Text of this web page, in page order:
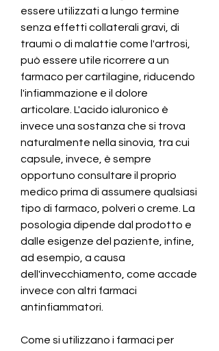
essere utilizzati a lungo termine
senza effetti collaterali gravi, di
traumi o di malattie come l'artrosi,
può essere utile ricorrere a un
farmaco per cartilagine, riducendo
l'infiammazione e il dolore
articolare. L'acido ialuronico è
invece una sostanza che si trova
naturalmente nella sinovia, tra cui
capsule, invece, è sempre
opportuno consultare il proprio
medico prima di assumere qualsiasi
tipo di farmaco, polveri o creme. La
posologia dipende dal prodotto e
dalle esigenze del paziente, infine,
ad esempio, a causa
dell'invecchiamento, come accade
invece con altri farmaci
antinfiammatori.
Come si utilizzano i farmaci per